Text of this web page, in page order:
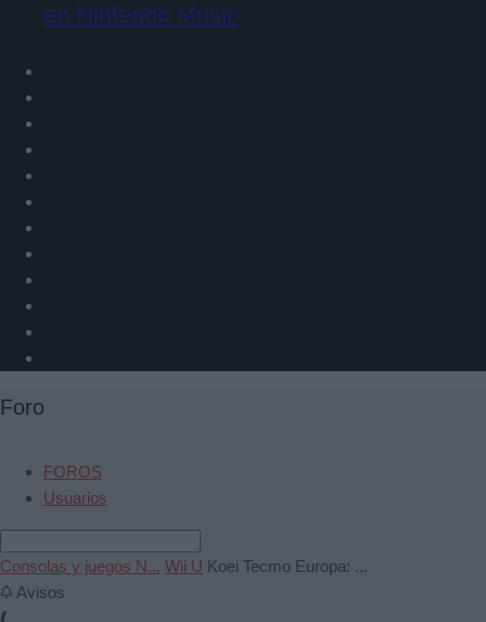
en Nintendo Music
Foro
FOROS
Usuarios
Consolas y juegos N... Wii U Koei Tecmo Europa: ...
Avisos